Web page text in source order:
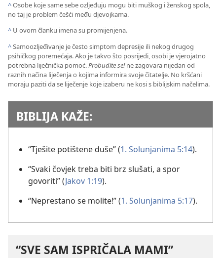
^Osobe koje same sebe ozljeđuju mogu biti muškog i ženskog spola,
no taj je problem češći među djevojkama.
^ U ovom članku imena su promijenjena.
^Samoozljeđivanje je često simptom depresije ili nekog drugog
psihičkog poremećaja. Ako je takvo što posrijedi, osobi je vjerojatno
potrebna liječnička pomoć.Probudite se!ne zagovara nijedan od
raznih načina liječenja o kojima informira svoje čitatelje. No kršćani
moraju paziti da se liječenje koje izaberu ne kosi s biblijskim načelima.
BIBLIJA KAŽE:
“Tješite potištene duše” (1. Solunjanima 5:14).
“Svaki čovjek treba biti brz slušati, a spor
govoriti” (Jakov 1:19).
“Neprestano se molite!” (1. Solunjanima 5:17).
“SVE SAM ISPRIČALA MAMI”